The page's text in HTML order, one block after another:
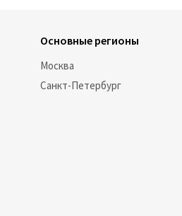
Основные регионы
Москва
Санкт-Петербург